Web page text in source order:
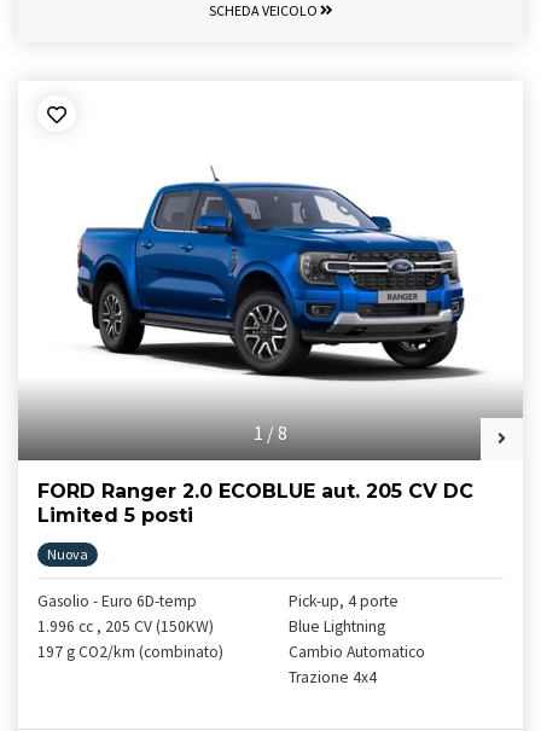
SCHEDA VEICOLO
1/8
FORD Ranger 2.0 ECOBLUE aut. 205 CV DC
Limited 5 posti
Nuova
Gasolio - Euro 6D-temp
1.996 cc , 205 CV (150KW)
197 g CO2/km (combinato)
Pick-up, 4 porte
Blue Lightning
Cambio Automatico
Trazione 4x4